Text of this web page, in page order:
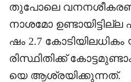
തുപോലെ
നാശമോ
ഷം 2.7
രിസ്ഥിതിക്ക്
യെ ആശ്രയിക്കുന്നത്.